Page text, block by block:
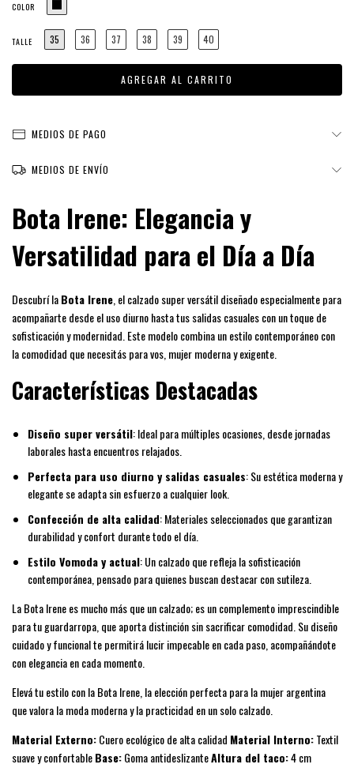
COLOR
TALLE 35 36 37 38 39 40
MEDIOS DE PAGO
MEDIOS DE ENVÍO
Bota Irene: Elegancia y
Versatilidad para el Día a Día
Descubrí laBota Irene, el calzado super versátil diseñado especialmente para
acompañarte desde el uso diurno hasta tus salidas casuales con un toque de
sofisticación y modernidad. Este modelo combina un estilo contemporáneo con
la comodidad que necesitás para vos, mujer moderna y exigente.
Características Destacadas
Diseño super versátil: Ideal para múltiples ocasiones, desde jornadas
laborales hasta encuentros relajados.
Perfecta para uso diurno y salidas casuales: Su estética moderna y
elegante se adapta sin esfuerzo a cualquier look.
Confección de alta calidad: Materiales seleccionados que garantizan
durabilidad y confort durante todo el día.
Estilo Vomoda y actual: Un calzado que refleja la sofisticación
contemporánea, pensado para quienes buscan destacar con sutileza.
La Bota Irene es mucho más que un calzado; es un complemento imprescindible
para tu guardarropa, que aporta distinción sin sacrificar comodidad. Su diseño
cuidado y funcional te permitirá lucir impecable en cada paso, acompañándote
con elegancia en cada momento.
Elevá tu estilo con la Bota Irene, la elección perfecta para la mujer argentina
que valora la moda moderna y la practicidad en un solo calzado.
Material Externo:Cuero ecológico de alta calidad Material Interno:Textil
suave y confortableBase:Goma antideslizanteAltura del taco:4 cm